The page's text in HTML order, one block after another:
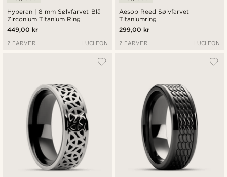
Hyperan | 8 mm Sølvfarvet Blå
Zirconium Titanium Ring
449,00 kr
2 FARVER LUCLEON
Aesop Reed Sølvfarvet
Titaniumring
299,00 kr
2 FARVER LUCLEON